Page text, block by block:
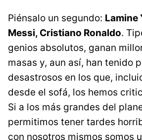
Piénsalo un segundo: Lamine
Messi, Cristiano Ronaldo.
genios absolutos, ganan
masas y, aun así, han tenido
desastrosos en los que,
desde el sofá, los hemos
Si a los más grandes del
permitimos tener tardes
con nosotros mismos somos